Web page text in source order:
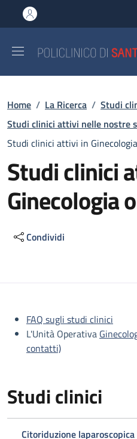
al contenuto principale
to footer content
Briciole di pane
Home / La Ricerca / Studi
Studi clinici attivi nelle nostre
Studi clinici attivi in
Studi clinici
Ginecologia
Condividi
Descrizione
FAQ sugli studi clinici
L'Unità Operativa
contatti)
Studi clinici
Citoriduzione